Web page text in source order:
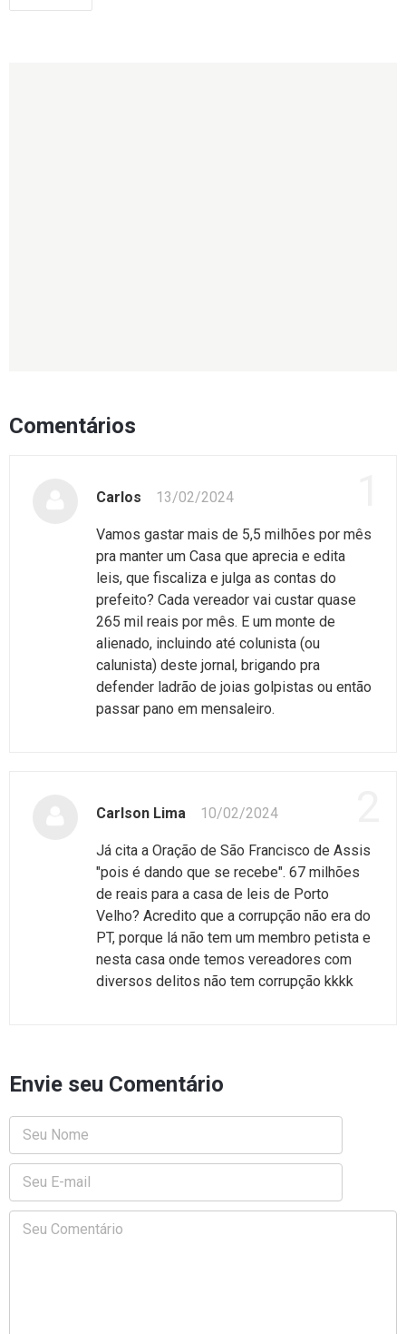
Comentários
Carlos 13/02/2024
Vamos gastar mais de 5,5 milhões por mês
pra manter um Casa que aprecia e edita
leis, que fiscaliza e julga as contas do
prefeito? Cada vereador vai custar quase
265 mil reais por mês. E um monte de
alienado, incluindo até colunista (ou
calunista) deste jornal, brigando pra
defender ladrão de joias golpistas ou então
passar pano em mensaleiro.
Carlson Lima 10/02/2024
Já cita a Oração de São Francisco de Assis
"pois é dando que se recebe". 67 milhões
de reais para a casa de leis de Porto
Velho? Acredito que a corrupção não era do
PT, porque lá não tem um membro petista e
nesta casa onde temos vereadores com
diversos delitos não tem corrupção kkkk
Envie seu Comentário